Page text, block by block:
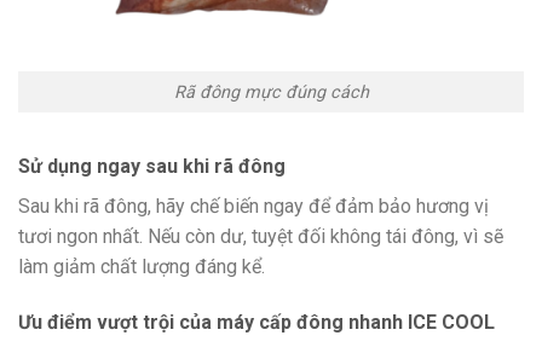
Rã đông mực đúng cách
Sử dụng ngay sau khi rã đông
Sau khi rã đông, hãy chế biến ngay để đảm bảo hương vị
tươi ngon nhất. Nếu còn dư, tuyệt đối không tái đông, vì sẽ
làm giảm chất lượng đáng kể.
Ưu điểm vượt trội của máy cấp đông nhanh ICE COOL